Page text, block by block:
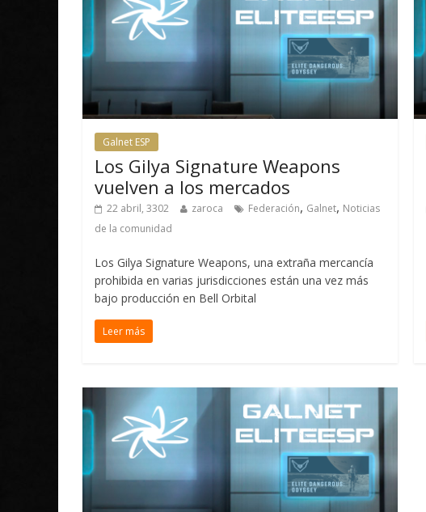
Galnet ESP
Los Gilya Signature Weapons
vuelven a los mercados
22 abril, 3302 zaroca Federación, Galnet, Noticias
de la comunidad
Los Gilya Signature Weapons, una extraña mercancía
prohibida en varias jurisdicciones están una vez más
bajo producción en Bell Orbital
Leer más